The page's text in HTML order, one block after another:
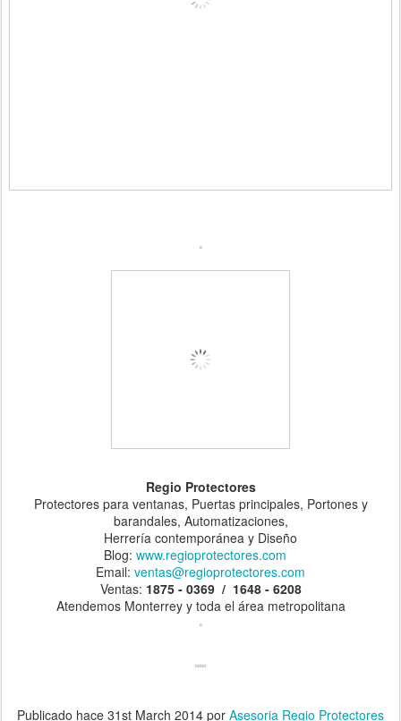
Regio Protectores
Protectores para ventanas, Puertas principales, Portones y
barandales, Automatizaciones,
Herrería contemporánea y Diseño
Blog: www.regioprotectores.com
Email: ventas@regioprotectores.com
Ventas: 1875 - 0369 / 1648 - 6208
Atendemos Monterrey y toda el área metropolitana
Publicado hace 31st March 2014 por Asesoria Regio Protectores